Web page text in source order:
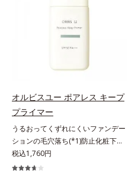
オルビスユー ポアレス キープ
プライマー
うるおってくずれにくいファンデー
ションの毛穴落ち(*1)防止化粧下
地。ファンデーションの毛穴落ち
(*1)防止化粧下地です。毛穴
税込1,760円